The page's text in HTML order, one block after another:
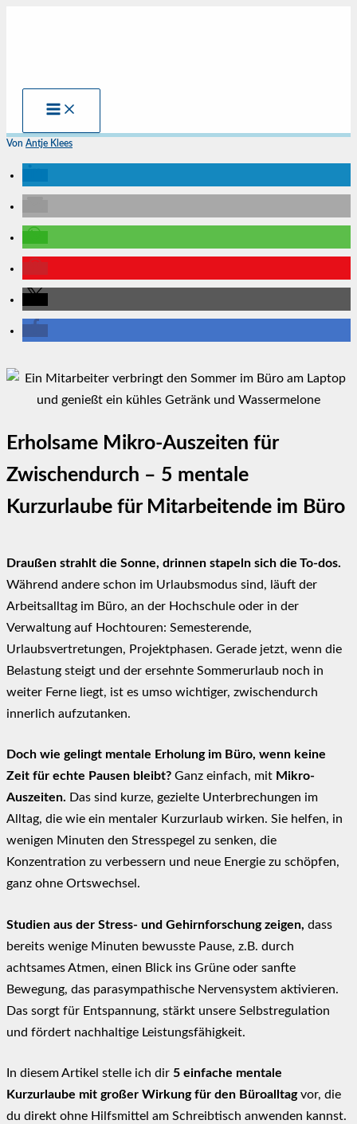
Von Antje Klees
Erholsame Mikro-Auszeiten für
Zwischendurch – 5 mentale
Kurzurlaube für Mitarbeitende im Büro
Draußen strahlt die Sonne, drinnen stapeln sich die To-dos.
Während andere schon im Urlaubsmodus sind, läuft der
Arbeitsalltag im Büro, an der Hochschule oder in der
Verwaltung auf Hochtouren: Semesterende,
Urlaubsvertretungen, Projektphasen. Gerade jetzt, wenn die
Belastung steigt und der ersehnte Sommerurlaub noch in
weiter Ferne liegt, ist es umso wichtiger, zwischendurch
innerlich aufzutanken.
Doch wie gelingt mentale Erholung im Büro, wenn keine
Zeit für echte Pausen bleibt? Ganz einfach, mit Mikro-
Auszeiten. Das sind kurze, gezielte Unterbrechungen im
Alltag, die wie ein mentaler Kurzurlaub wirken. Sie helfen, in
wenigen Minuten den Stresspegel zu senken, die
Konzentration zu verbessern und neue Energie zu schöpfen,
ganz ohne Ortswechsel.
Studien aus der Stress- und Gehirnforschung zeigen, dass
bereits wenige Minuten bewusste Pause, z.B. durch
achtsames Atmen, einen Blick ins Grüne oder sanfte
Bewegung, das parasympathische Nervensystem aktivieren.
Das sorgt für Entspannung, stärkt unsere Selbstregulation
und fördert nachhaltige Leistungsfähigkeit.
In diesem Artikel stelle ich dir 5 einfache mentale
Kurzurlaube mit großer Wirkung für den Büroalltagvor, die
du direkt ohne Hilfsmittel am Schreibtisch anwenden kannst.